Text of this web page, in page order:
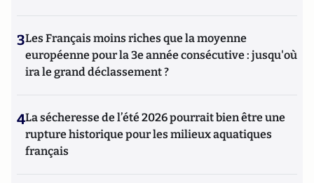
3Les Français moins riches que la moyenne
européenne pour la 3e année consécutive : jusqu'où
ira le grand déclassement ?
4La sécheresse de l’été 2026 pourrait bien être une
rupture historique pour les milieux aquatiques
français